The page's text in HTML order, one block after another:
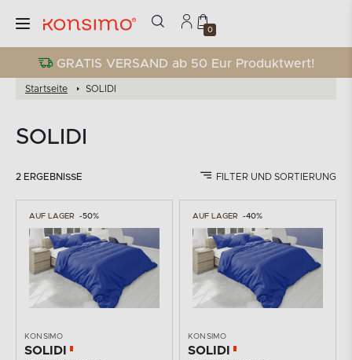
0
GRATIS VERSAND ab 50 Eur Produktwert!
Startseite SOLIDI
SOLIDI
2 ERGEBNISSE FILTER UND SORTIERUNG
AUF LAGER -50%
KONSIMO
SOLIDI
AUF LAGER -40%
KONSIMO
SOLIDI